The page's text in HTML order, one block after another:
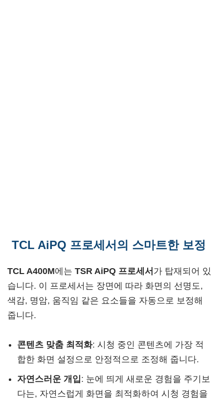
TCL AiPQ 프로세서의 스마트한 보정
TCL A400M에는 TSR AiPQ 프로세서 가 탑재되어 있
습니다. 이 프로세서는 장면에 따라 화면의 선명도,
색감, 명암, 움직임 같은 요소들을 자동으로 보정해
줍니다.
콘텐츠 맞춤 최적화: 시청 중인 콘텐츠에 가장 적
합한 화면 설정으로 안정적으로 조정해 줍니다.
자연스러운 개입: 눈에 띄게 새로운 경험을 주기보
다는, 자연스럽게 화면을 최적화하여 시청 경험을